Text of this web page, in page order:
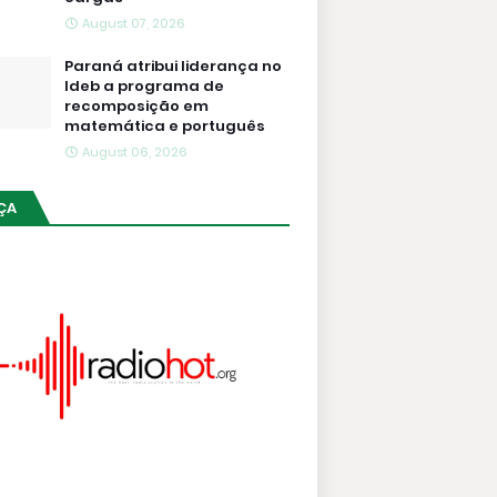
August 07, 2026
Paraná atribui liderança no
Ideb a programa de
recomposição em
matemática e português
August 06, 2026